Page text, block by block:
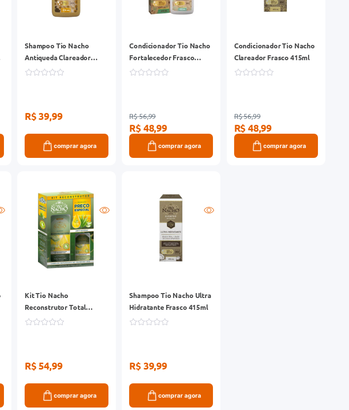
Shampoo Tio Nacho
Antiqueda Clareador
Frasco 415ml
R$ 39,99
comprar agora
Condicionador Tio Nacho
Fortalecedor Frasco
415ml
R$ 56,99
R$ 48,99
comprar agora
Condicionador Tio Nacho
Clareador Frasco 415ml
R$ 56,99
R$ 48,99
comprar agora
Kit Tio Nacho
Reconstrutor Total
Shampoo 415ml +
R$ 54,99
comprar agora
Shampoo Tio Nacho Ultra
Hidratante Frasco 415ml
R$ 39,99
comprar agora